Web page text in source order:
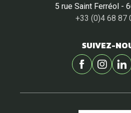
5 rue Saint Ferréol -
+33 (0)4 68 87
SUIVEZ-